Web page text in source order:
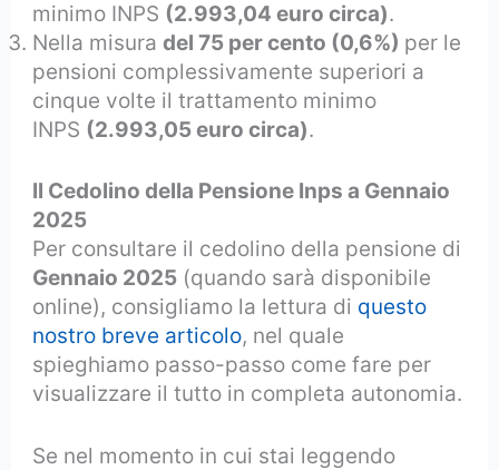
minimo INPS (2.993,04 euro circa).
Nella misuradel 75 per cento (0,6%) per le
pensioni complessivamente superiori a
cinque volte il trattamento minimo
INPS (2.993,05 euro circa).
Il Cedolino della Pensione Inps a Gennaio
2025
Per consultare il cedolino della pensione di
Gennaio 2025 (quando sarà disponibile
online), consigliamo la lettura di questo
nostro breve articolo, nel quale
spieghiamo passo-passo come fare per
visualizzare il tutto in completa autonomia.
Se nel momento in cui stai leggendo